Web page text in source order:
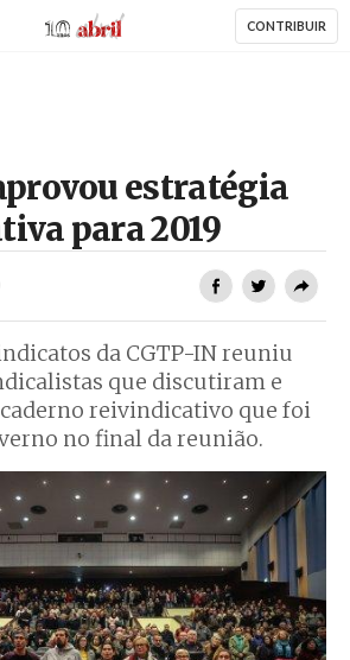
AbrilAbril CONTRIBUIR
estratégia
para 2019
da CGTP-IN reuniu
que discutiram e
reivindicativo que foi
no final da reunião.